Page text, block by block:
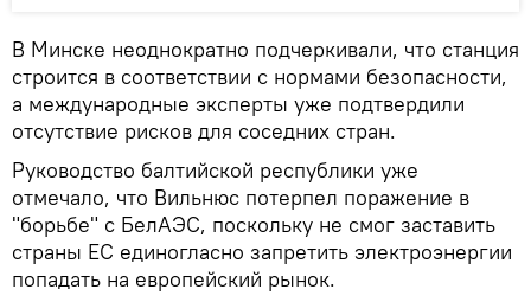
В Минске неоднократно подчеркивали, что станция
строится в соответствии с нормами безопасности,
а международные эксперты уже подтвердили
отсутствие рисков для соседних стран.
Руководство балтийской республики уже
отмечало, что Вильнюс потерпел поражение в
"борьбе" с БелАЭС, поскольку не смог заставить
страны ЕС единогласно запретить электроэнергии
попадать на европейский рынок.